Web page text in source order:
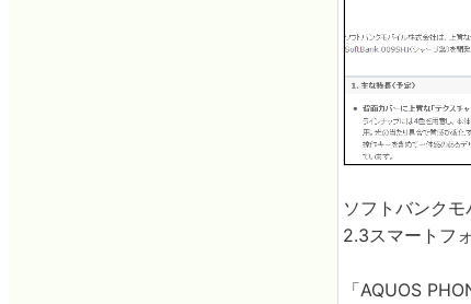
ソフトバンク
2.3スマートフ
「AQUOS